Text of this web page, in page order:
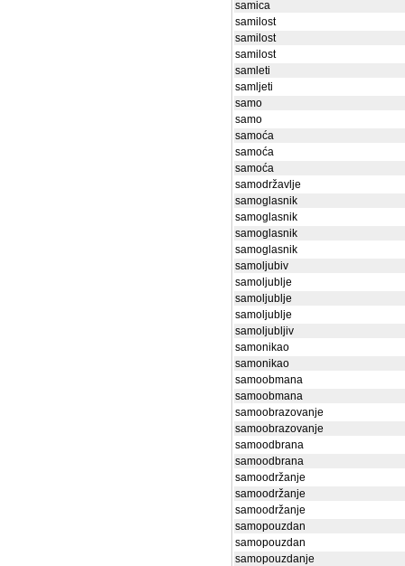
samica
samilost
samilost
samilost
samleti
samljeti
samo
samo
samoća
samoća
samoća
samodržavlje
samoglasnik
samoglasnik
samoglasnik
samoglasnik
samoljubiv
samoljublje
samoljublje
samoljublje
samoljubljiv
samonikao
samonikao
samoobmana
samoobmana
samoobrazovanje
samoobrazovanje
samoodbrana
samoodbrana
samoodržanje
samoodržanje
samoodržanje
samopouzdan
samopouzdan
samopouzdanje